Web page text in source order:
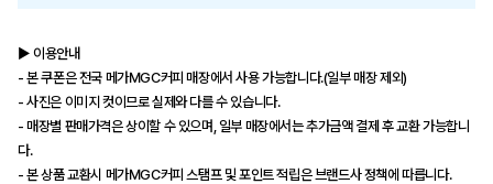
▶ 이용안내
- 본 쿠폰은 전국 메가MGC커피 매장에서 사용 가능합니다.(일부 매장 제외)
- 사진은 이미지 컷이므로 실제와 다를 수 있습니다.
- 매장별 판매가격은 상이할 수 있으며, 일부 매장에서는 추가금액 결제 후 교환 가능합니
다.
- 본 상품 교환시 메가MGC커피 스탬프 및 포인트 적립은 브랜드사 정책에 따릅니다.